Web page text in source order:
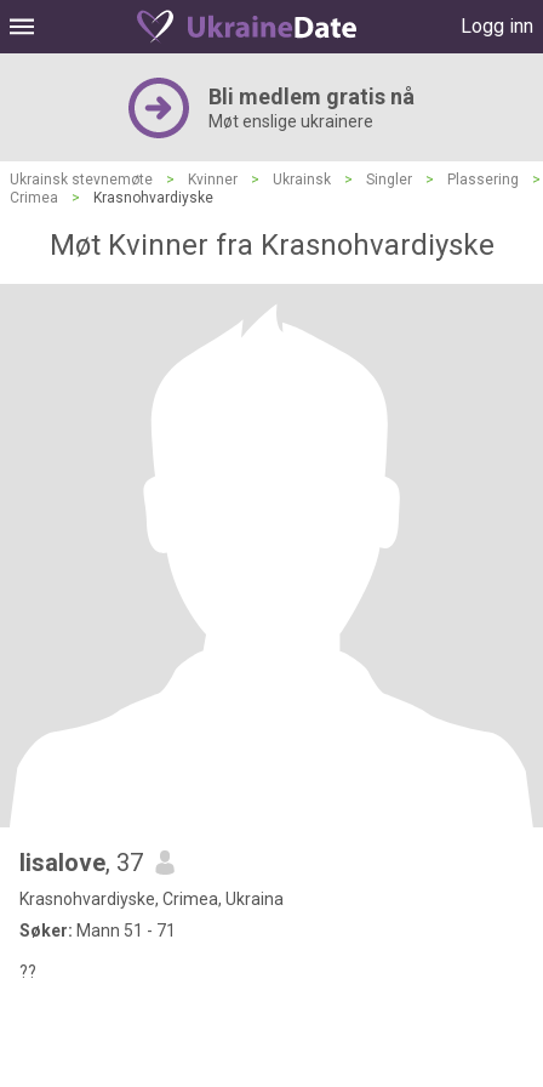
Logg inn
Bli medlem gratis nå
Møt enslige ukrainere
Ukrainsk stevnemøte > Kvinner > Ukrainsk > Singler > Plassering
>
Crimea
> Krasnohvardiyske
Møt Kvinner fra Krasnohvardiyske
lisalove, 37
Krasnohvardiyske, Crimea, Ukraina
Søker: Mann 51 - 71
??